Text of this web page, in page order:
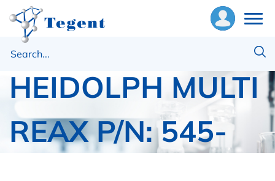
VORTEX
HEIDOLPH MULTI
REAX P/N: 545-